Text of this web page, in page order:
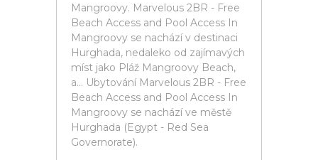
Mangroovy. Marvelous 2BR - Free
Beach Access and Pool Access In
Mangroovy se nachází v destinaci
Hurghada, nedaleko od zajímavých
míst jako Pláž Mangroovy Beach,
a... Ubytování Marvelous 2BR - Free
Beach Access and Pool Access In
Mangroovy se nachází ve městě
Hurghada (Egypt - Red Sea
Governorate).